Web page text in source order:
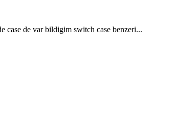
case de var bildigim switch case benzeri...